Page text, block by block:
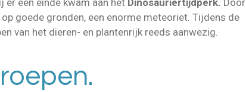
een einde kwam aan het Dinosauriertijdperk. Door
goede gronden, een enorme meteoriet. Tijdens de
van het dieren- en plantenrijk reeds aanwezig.